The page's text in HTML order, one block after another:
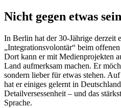
Nicht gegen etwas
In Berlin hat der 30-Jährige derzeit
„Integrationsvolontär“ beim
Dort kann er mit Medienprojekten
Land aufmerksam machen. Er
sondern lieber für etwas stehen.
hat er einiges gelernt in
Detailversessenheit – und das
Sprache.